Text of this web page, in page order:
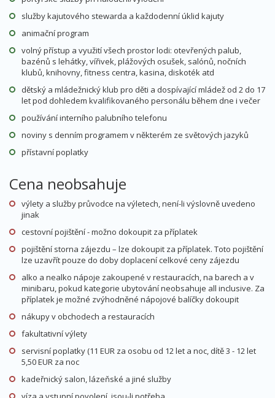
služby kajutového stewarda a každodenní úklid kajuty
animační program
volný přístup a využití všech prostor lodi: otevřených palub,
bazénů s lehátky, vířivek, plážových osušek, salónů, nočních
klubů, knihovny, fitness centra, kasina, diskoték atd
dětský a mládežnický klub pro děti a dospívající mládež od 2 do 17
let pod dohledem kvalifikovaného personálu během dne i večer
používání interního palubního telefonu
noviny s denním programem v některém ze světových jazyků
přístavní poplatky
Cena neobsahuje
výlety a služby průvodce na výletech, není-li výslovně uvedeno
jinak
cestovní pojištění - možno dokoupit za příplatek
pojištění storna zájezdu – lze dokoupit za příplatek. Toto pojištění
lze uzavřít pouze do doby doplacení celkové ceny zájezdu
alko a nealko nápoje zakoupené v restauracích, na barech a v
minibaru, pokud kategorie ubytování neobsahuje all inclusive. Za
příplatek je možné zvýhodněné nápojové balíčky dokoupit
nákupy v obchodech a restauracích
fakultativní výlety
servisní poplatky (11 EUR za osobu od 12 let a noc, dítě 3 - 12 let
5,50 EUR za noc
kadeřnický salon, lázeňské a jiné služby